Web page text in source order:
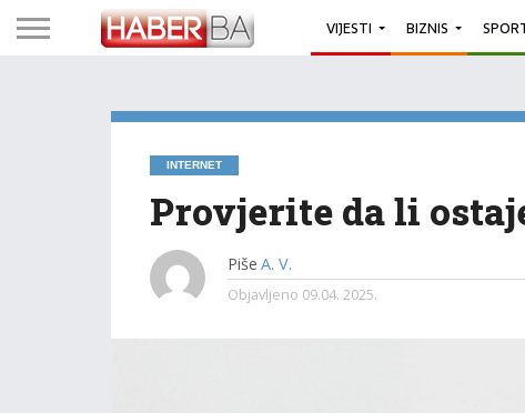
VIJESTI BIZNIS
INTERNET
Provjerite da li
Piše A. V.
Objavljeno 09.04. 2025.